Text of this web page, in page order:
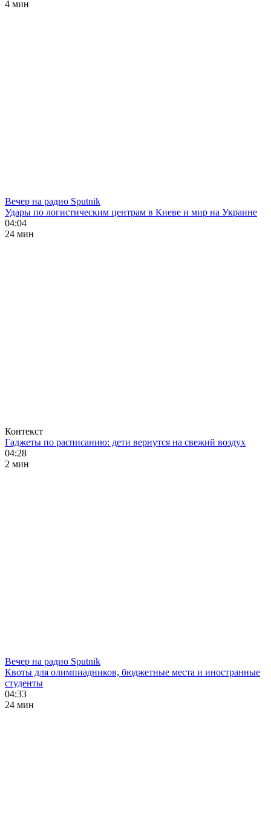
4 мин
Вечер на радио Sputnik
Удары по логистическим центрам в Киеве и мир на Украине
04:04
24 мин
Контекст
Гаджеты по расписанию: дети вернутся на свежий воздух
04:28
2 мин
Вечер на радио Sputnik
Квоты для олимпиадников, бюджетные места и иностранные
студенты
04:33
24 мин